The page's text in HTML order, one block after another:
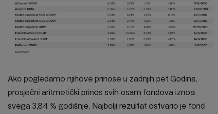
Ako pogledamo njihove prinose u zadnjih pet Godina,
prosječni aritmetički prinos svih osam fondova iznosi
svega 3,84 % godišnje. Najbolji rezultat ostvario je fond